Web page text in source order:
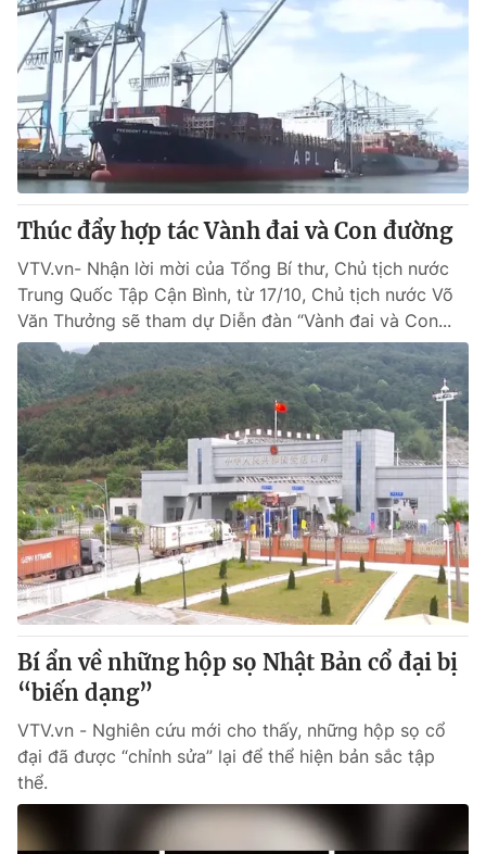
Theo dõi báo trên
Cơ quan chủ quản:Đài Truyền hình Việt Nam
Cơ quan báo chí:
Giấy phép hoạt động báo in và báo điện tử số 483/GP-BTTTT
cấp ngày 29/12/2023
Tổng Biên tập: Vũ Thanh Thủy
Phó Tổng Biên tập: Nguyễn Thị Mỹ Hạnh, Phạm Quốc Thắng,
Nguyễn Trọng Ninh
Tổng đài VTV: 024.38 355 931 - 024.38 355 932
Ðiện thoại Thời báo VTV:024.66 897 897
Email:toasoan@vtv.vn
Liên hệ quảng cáo:024-7300.7108
® Cấm sao chép dưới mọi hình thức nếu không có sự chấp
thuận bằng văn bản. Ghi rõ nguồn VTV.vn khi phát hành lại
thông tin từ website này.
Thúc đẩy hợp tác Vành đai và Con đường
VTV.vn- Nhận lời mời của Tổng Bí thư, Chủ tịch nước
Trung Quốc Tập Cận Bình, từ 17/10, Chủ tịch nước Võ
Văn Thưởng sẽ tham dự Diễn đàn “Vành đai và Con...
Bí ẩn về những hộp sọ Nhật Bản cổ đại bị
“biến dạng”
VTV.vn - Nghiên cứu mới cho thấy, những hộp sọ cổ
đại đã được “chỉnh sửa” lại để thể hiện bản sắc tập
thể.